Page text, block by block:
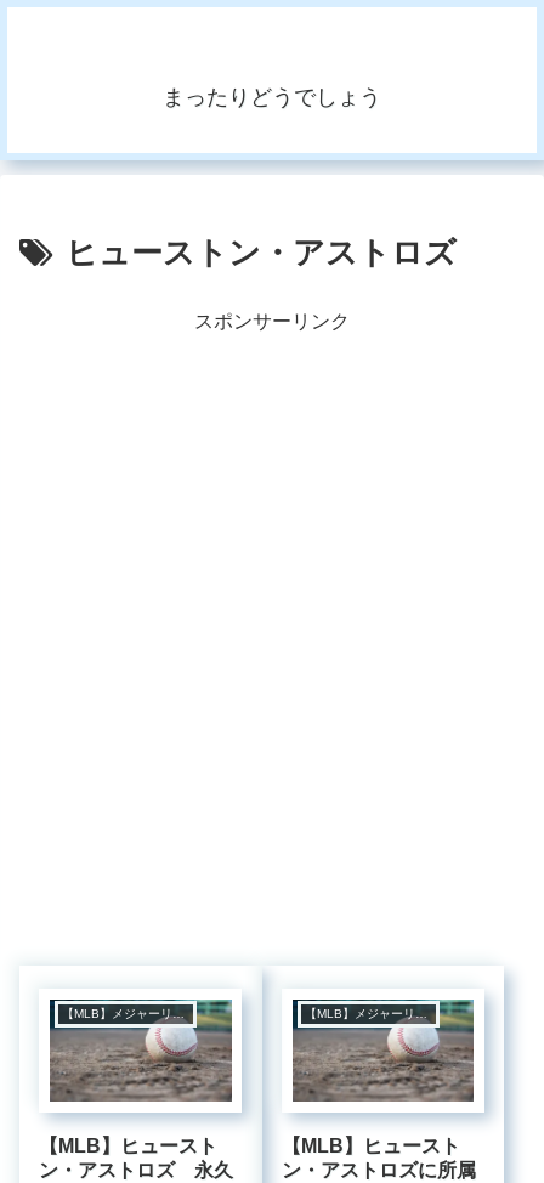
まったりどうでしょう
ヒューストン・アストロズ
スポンサーリンク
【MLB】メジャーリーグ
【MLB】ヒュースト
ン・アストロズ 永久
【MLB】メジャーリーグ
【MLB】ヒュースト
ン・アストロズに所属